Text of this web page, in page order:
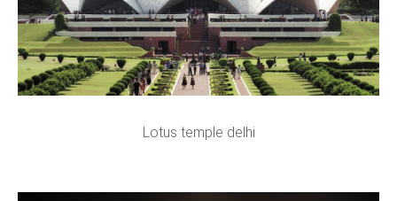
Lotus temple delhi